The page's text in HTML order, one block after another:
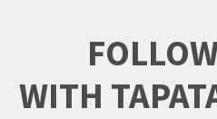
WITH